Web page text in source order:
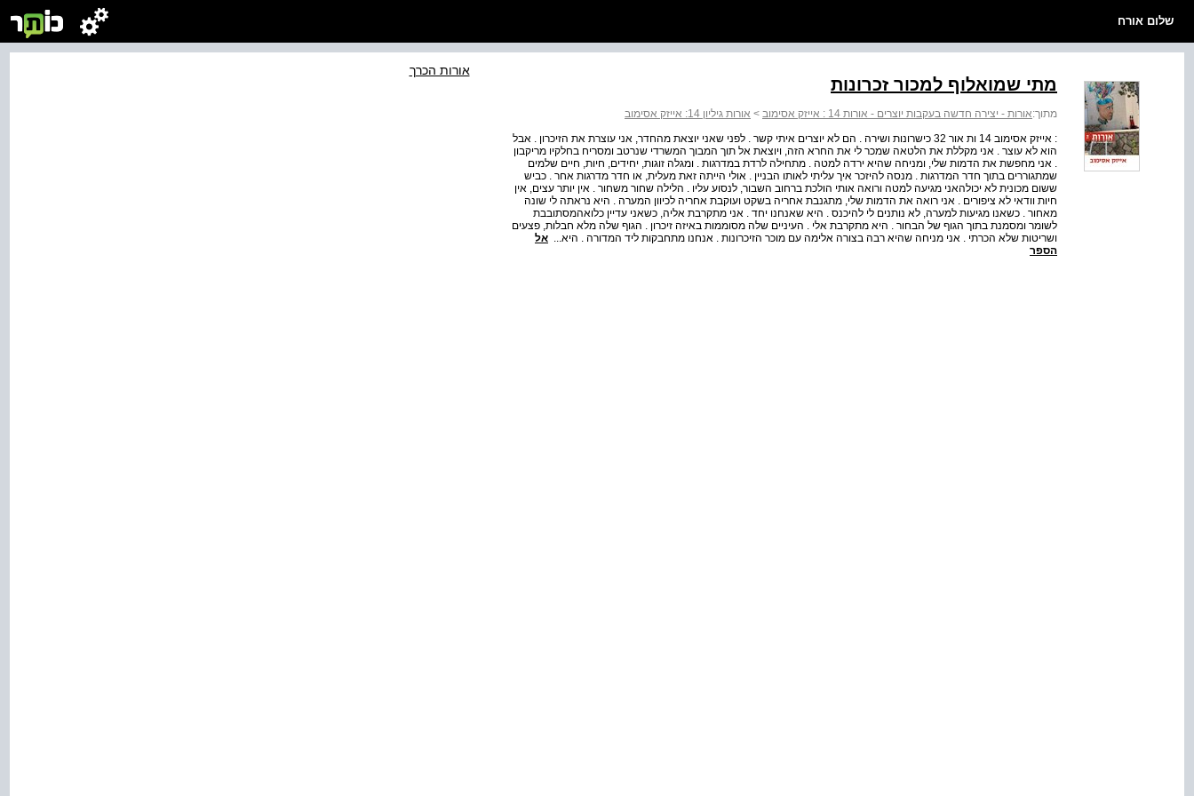
שלום אורח
מתי שמואלוף למכור זכרונות
מתוך:אורות - יצירה חדשה בעקבות יוצרים - אורות 14 : אייזק אסימוב > אורות גיליון 14: אייזק אסימוב
: אייזק אסימוב 14 ות אור 32 כישרונות ושירה . הם לא יוצרים איתי קשר . לפני שאני יוצאת מהחדר, אני עוצרת את הזיכרון . אבל
הוא לא עוצר . אני מקללת את הלטאה שמכר לי את החרא הזה, ויוצאת אל תוך המבוך המשרדי שנרטב ומסריח בחלקיו מריקבון
. אני מחפשת את הדמות שלי, ומניחה שהיא ירדה למטה . מתחילה לרדת במדרגות . ומגלה זוגות, יחידים, חיות, חיים שלמים
שמתגוררים בתוך חדר המדרגות . מנסה להיזכר איך עליתי לאותו הבניין . אולי הייתה זאת מעלית, או חדר מדרגות אחר . כביש
ששום מכונית לא יכולהאני מגיעה למטה ורואה אותי הולכת ברחוב השבור, לנסוע עליו . הלילה שחור משחור . אין יותר עצים, אין
חיות וודאי לא ציפורים . אני רואה את הדמות שלי, מתגנבת אחריה בשקט ועוקבת אחריה לכיוון המערה . היא נראתה לי שונה
מאחור . כשאנו מגיעות למערה, לא נותנים לי להיכנס . היא שאנחנו יחד . אני מתקרבת אליה, כשאני עדיין כלואהמסתובבת
לשומר ומסמנת בתוך הגוף של הבחור . היא מתקרבת אלי . העיניים שלה מסוממות באיזה זיכרון . הגוף שלה מלא חבלות, פצעים
ושריטות שלא הכרתי . אני מניחה שהיא רבה בצורה אלימה עם מוכר הזיכרונות . אנחנו מתחבקות ליד המדורה . היא... אל
הספר
אורות הכרך